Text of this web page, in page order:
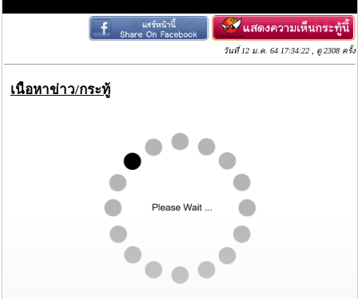
วันที่ 12 ม.ค. 64 17:34:22 , ดู 2308 ครั้ง
เนื้อหาข่าว/กระทู้